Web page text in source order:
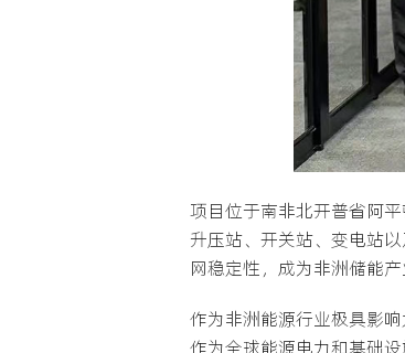
项目位于南非北开普省阿
升压站、开关站、变电站
网稳定性，成为非洲储能
作为非洲能源行业极具影
作为全球能源电力和基础